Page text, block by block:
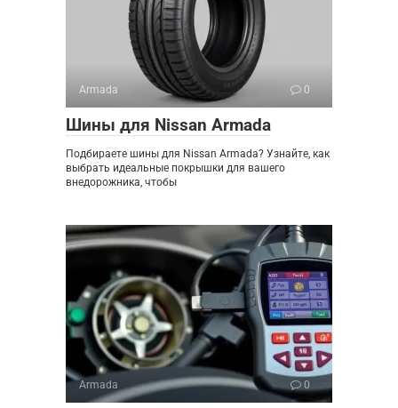
Armada 0
Шины для Nissan Armada
Подбираете шины для Nissan Armada? Узнайте, как
выбрать идеальные покрышки для вашего
внедорожника, чтобы
Armada 0